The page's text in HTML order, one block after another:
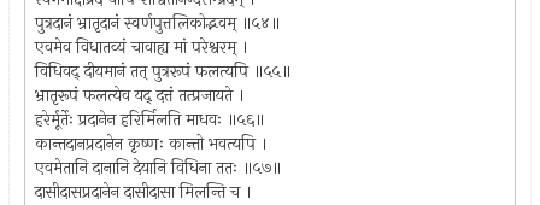
पुत्रदानं भ्रातृदानं स्वर्णपुत्तलिकोद्भवम् ॥५४॥
एवमेव विधातव्यं चावाह्य मां परेश्वरम् ।
विधिवद् दीयमानं तत् पुत्ररूपं फलत्यपि ॥५५॥
भ्रातृरूपं फलत्येव यद् दत्तं तत्प्रजायते ।
हरेर्मूर्तेः प्रदानेन हरिर्मिलति माधवः ॥५६॥
कान्तदानप्रदानेन कृष्णः कान्तो भवत्यपि ।
एवमेतानि दानानि देयानि विधिना ततः ॥५७॥
दासीदासप्रदानेन दासीदासा मिलन्ति च ।